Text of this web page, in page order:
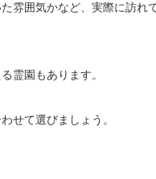
雰囲気かなど、実際に訪れ
霊園もあります。
せて選びましょう。